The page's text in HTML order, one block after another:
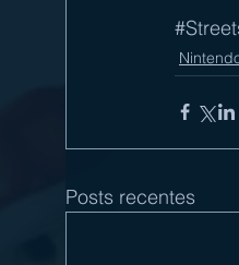
Posts recentes